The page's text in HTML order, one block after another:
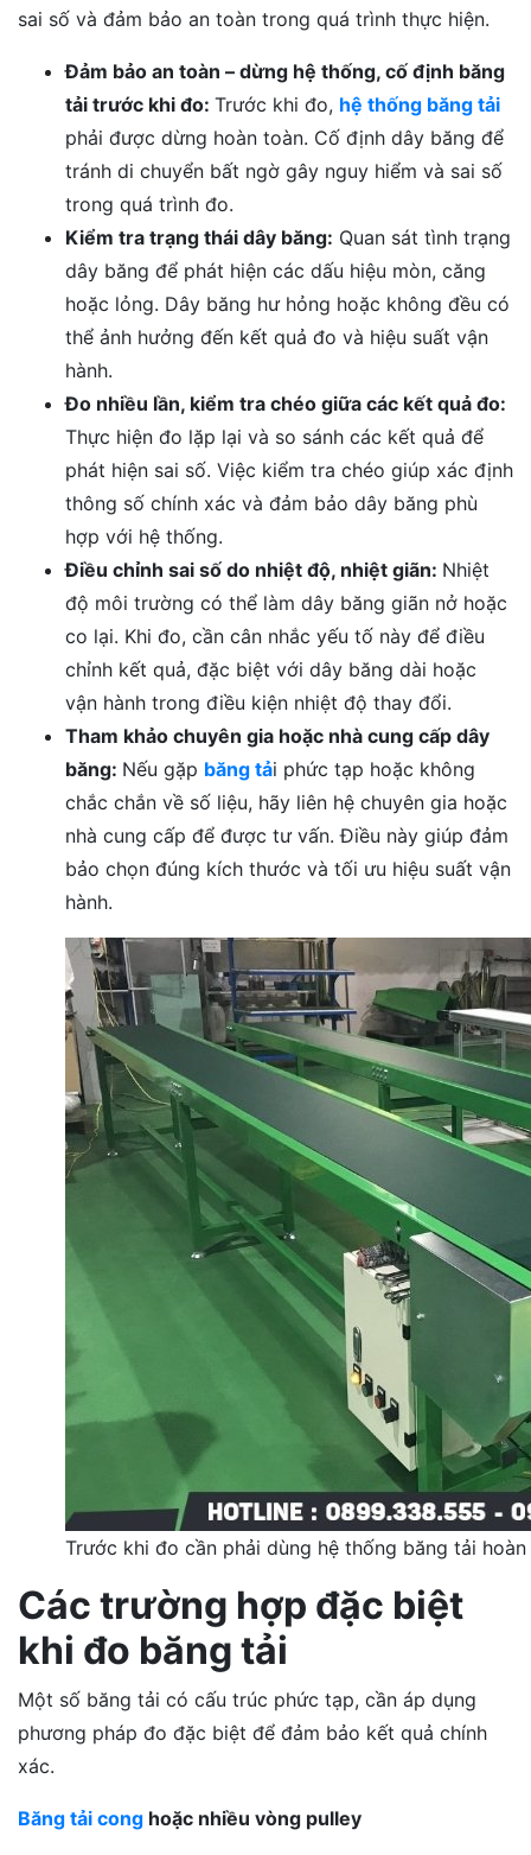
sai số và đảm bảo an toàn trong quá trình thực hiện.
Đảm bảo an toàn – dừng hệ thống, cố định băng
tải trước khi đo: Trước khi đo, hệ thống băng tải
phải được dừng hoàn toàn. Cố định dây băng để
tránh di chuyển bất ngờ gây nguy hiểm và sai số
trong quá trình đo.
Kiểm tra trạng thái dây băng: Quan sát tình trạng
dây băng để phát hiện các dấu hiệu mòn, căng
hoặc lỏng. Dây băng hư hỏng hoặc không đều có
thể ảnh hưởng đến kết quả đo và hiệu suất vận
hành.
Đo nhiều lần, kiểm tra chéo giữa các kết quả đo:
Thực hiện đo lặp lại và so sánh các kết quả để
phát hiện sai số. Việc kiểm tra chéo giúp xác định
thông số chính xác và đảm bảo dây băng phù
hợp với hệ thống.
Điều chỉnh sai số do nhiệt độ, nhiệt giãn: Nhiệt
độ môi trường có thể làm dây băng giãn nở hoặc
co lại. Khi đo, cần cân nhắc yếu tố này để điều
chỉnh kết quả, đặc biệt với dây băng dài hoặc
vận hành trong điều kiện nhiệt độ thay đổi.
Tham khảo chuyên gia hoặc nhà cung cấp dây
băng: Nếu gặp băng tải phức tạp hoặc không
chắc chắn về số liệu, hãy liên hệ chuyên gia hoặc
nhà cung cấp để được tư vấn. Điều này giúp đảm
bảo chọn đúng kích thước và tối ưu hiệu suất vận
hành.
Trước khi đo cần phải dùng hệ thống băng tải
Các trường hợp đặc biệt
khi đo băng tải
Một số băng tải có cấu trúc phức tạp, cần áp dụng
phương pháp đo đặc biệt để đảm bảo kết quả chính
xác.
Băng tải cong hoặc nhiều vòng pulley